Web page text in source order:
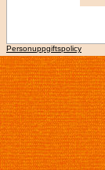
Personuppgiftspolicy